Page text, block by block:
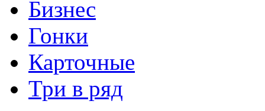
Бизнес
Гонки
Карточные
Три в ряд